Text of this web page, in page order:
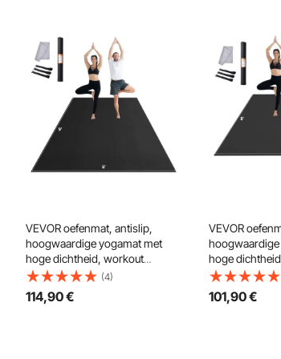
VEVOR oefenmat, antislip,
hoogwaardige yogamat met
hoge dichtheid, workout
yogamat voor mannen en
vrouwen, fitness- en oefenmat
met tas en draagriem, voor alle
(4)
114,90€
VEVOR
hoge
yogamat voor
vrouwen,
met tas en
101,90€